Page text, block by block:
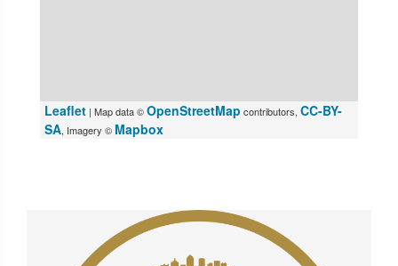
Leaflet | Map data ©OpenStreetMap contributors, CC-BY-
SA, Imagery © Mapbox